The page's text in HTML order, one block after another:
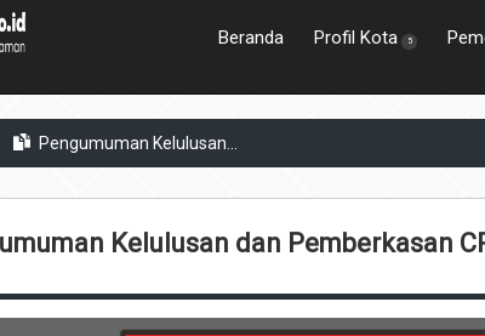
Beranda Profil Kota 5
Pengumuman Kelulusan...
Kelulusan dan Pemberkasan